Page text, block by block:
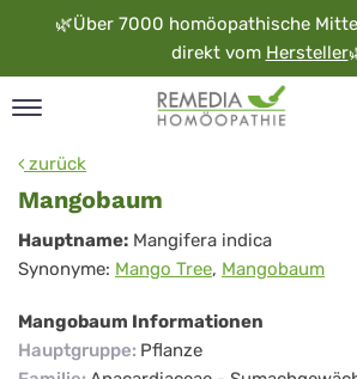
🌿Über 7000 homöopathische
direkt vom Hersteller
zurück
Mangobaum
Mangobaum
Hauptname: Mangifera indica
Synonyme: Mango Tree, Mangobaum
Mangobaum Informationen
Hauptgruppe: Pflanze